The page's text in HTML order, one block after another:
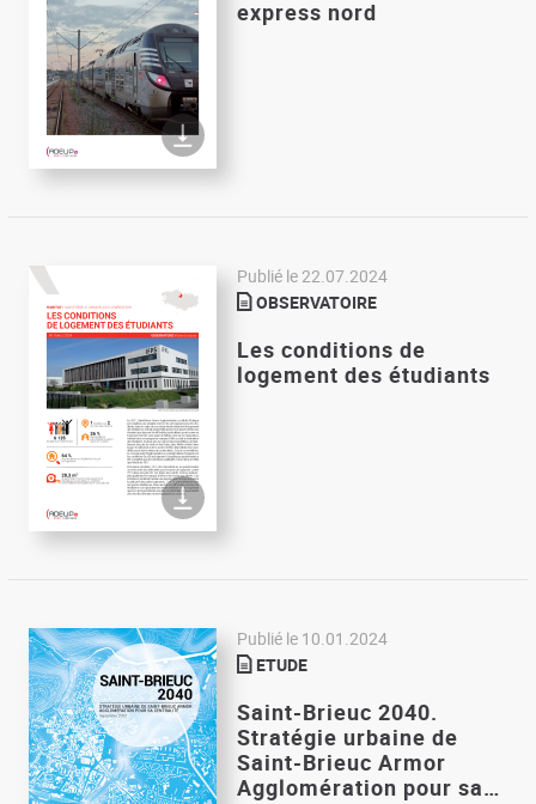
express nord
Publié le 22.07.2024
OBSERVATOIRE
Les conditions de
logement des étudiants
Publié le 10.01.2024
ETUDE
Saint-Brieuc 2040.
Stratégie urbaine de
Saint-Brieuc Armor
Agglomération pour sa…